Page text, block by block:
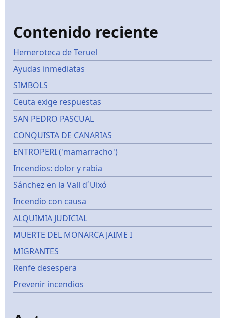
Contenido reciente
Hemeroteca de Teruel
Ayudas inmediatas
SIMBOLS
Ceuta exige respuestas
SAN PEDRO PASCUAL
CONQUISTA DE CANARIAS
ENTROPERI ('mamarracho')
Incendios: dolor y rabia
Sánchez en la Vall d´Uixó
Incendio con causa
ALQUIMIA JUDICIAL
MUERTE DEL MONARCA JAIME I
MIGRANTES
Renfe desespera
Prevenir incendios